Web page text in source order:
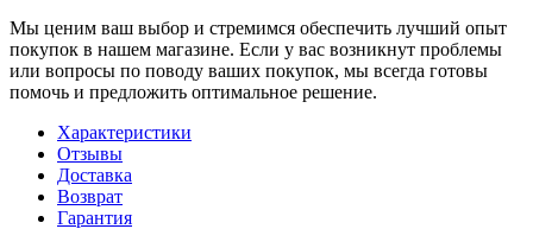
Мы ценим ваш выбор и стремимся обеспечить лучший опыт
покупок в нашем магазине. Если у вас возникнут проблемы
или вопросы по поводу ваших покупок, мы всегда готовы
помочь и предложить оптимальное решение.
Характеристики
Отзывы
Доставка
Возврат
Гарантия